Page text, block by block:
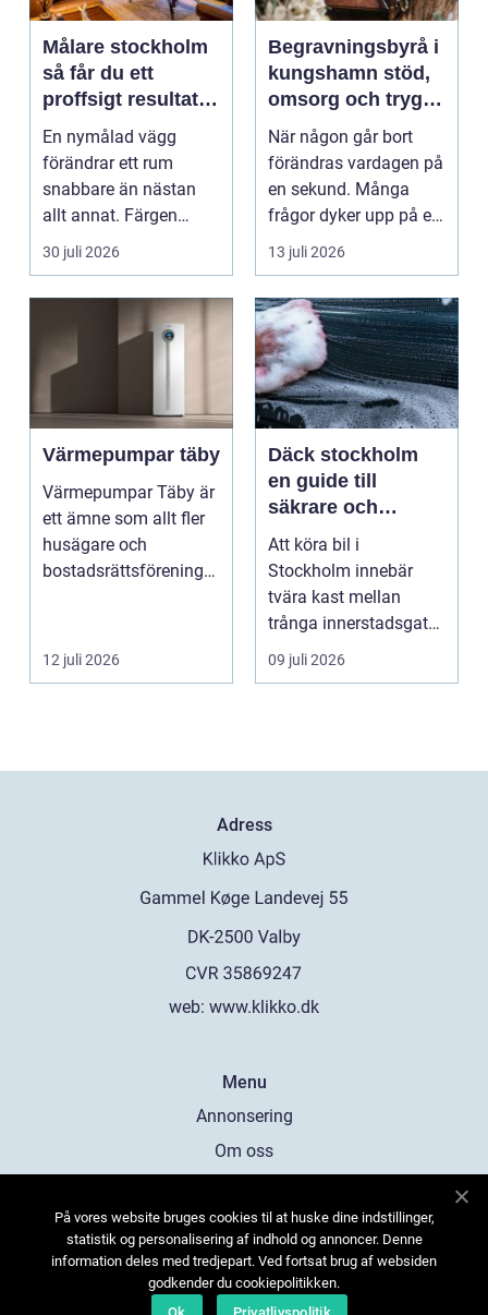
Målare stockholm
så får du ett
proffsigt resultat
hemma
En nymålad vägg
förändrar ett rum
snabbare än nästan
allt annat. Färgen
påverkar hur vi
upplever lju...
30 juli 2026
Begravningsbyrå i
kungshamn stöd,
omsorg och trygg
vägledning
När någon går bort
förändras vardagen på
en sekund. Många
frågor dyker upp på en
gång: Vad händer nu...
13 juli 2026
Värmepumpar täby
Värmepumpar Täby är
ett ämne som allt fler
husägare och
bostadsrättsföreningar
12 juli 2026
Däck stockholm
en guide till
säkrare och
smartare däckval i
storstan
Att köra bil i
Stockholm innebär
tvära kast mellan
trånga innerstadsgator,
motorvägspendling
och ibl...
09 juli 2026
Adress
web: www.klikko.dk
Menu
Annonsering
Om oss
Kontakta oss
Sitemap
På vores website bruges cookies til at huske dine indstillinger,
statistik og personalisering af indhold og annoncer. Denne
information deles med tredjepart. Ved fortsat brug af websiden
godkender du cookiepolitikken.